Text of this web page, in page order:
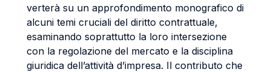
verterà su un approfondimento monografico di
alcuni temi cruciali del diritto contrattuale,
esaminando soprattutto la loro intersezione
con la regolazione del mercato e la disciplina
giuridica dell’attività d’impresa. Il contributo che